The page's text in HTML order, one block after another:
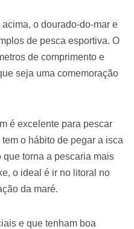
o dourado-do-mar e
de pesca esportiva. O
de comprimento e
seja uma comemoração
é excelente para pescar
o hábito de pegar a isca
que torna a pescaria mais
o ideal é ir no litoral no
da maré.
e que tenham boa